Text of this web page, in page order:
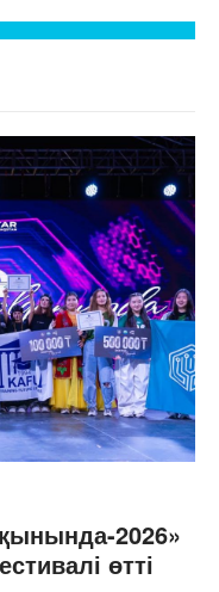
2026»
өтті